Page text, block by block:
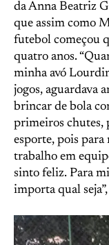
da Anna Beatriz
que assim como
futebol começou
quatro anos.
minha avó
jogos, aguardava
brincar de bola
primeiros chutes,
esporte, pois
trabalho em
sinto feliz. Para
importa qual